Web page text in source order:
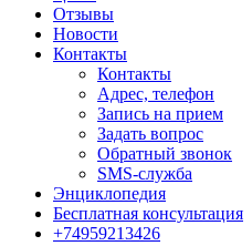
Отзывы
Новости
Контакты
Контакты
Адрес, телефон
Запись на прием
Задать вопрос
Обратный звонок
SMS-служба
Энциклопедия
Бесплатная консультация
+74959213426